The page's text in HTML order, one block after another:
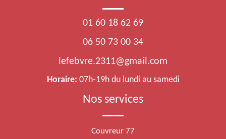
01 60 18 62 69
06 50 73 00 34
lefebvre.2311@gmail.com
Horaire: 07h-19h du lundi au samedi
Nos services
Couvreur 77